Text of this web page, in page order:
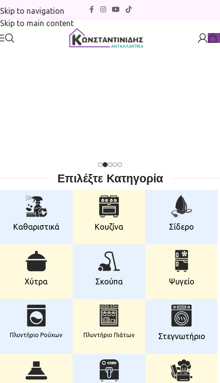
Skip to navigation
Skip to main content
ΑΝΩ ΤΩΝ 45€ ΔΩΡΕΑΝ ΜΕΤΑΦΟΡΙΚΑ ΜΕ BOXNOW ΓΙΑ
Επιλέξτε Κατηγορία
Καθαριστικά Κουζίνα Σίδερο
Χύτρα Σκούπα Ψυγείο
Πλυντήριο Ρούχων Πλυντήριο Πιάτων Στεγνωτήριο